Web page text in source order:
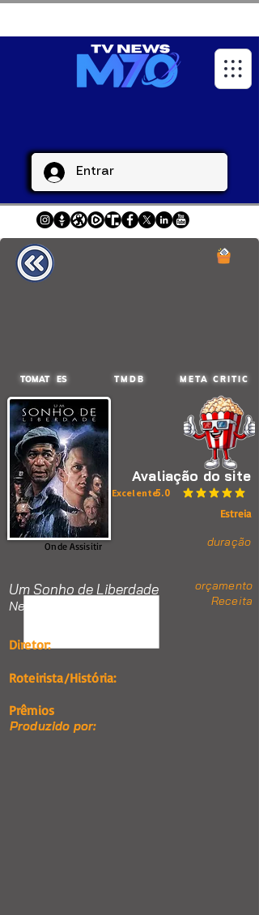
Entrar
TOMAT ES TMDB META CRITIC
Avaliação do site
5.0
classificação média é
Excelente
Estreia
duração
orçamento
Receita
Onde Assisitir
Um Sonho de Liberdade
Nenhum item.
Diretor:
Roteirista/História:
Prêmios
Produzido por: